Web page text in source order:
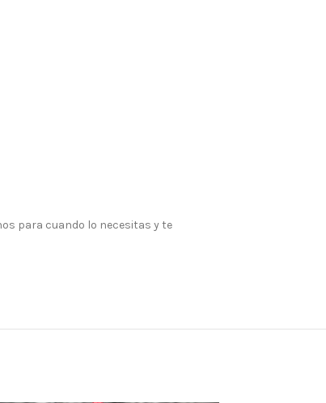
para cuando lo necesitas y te